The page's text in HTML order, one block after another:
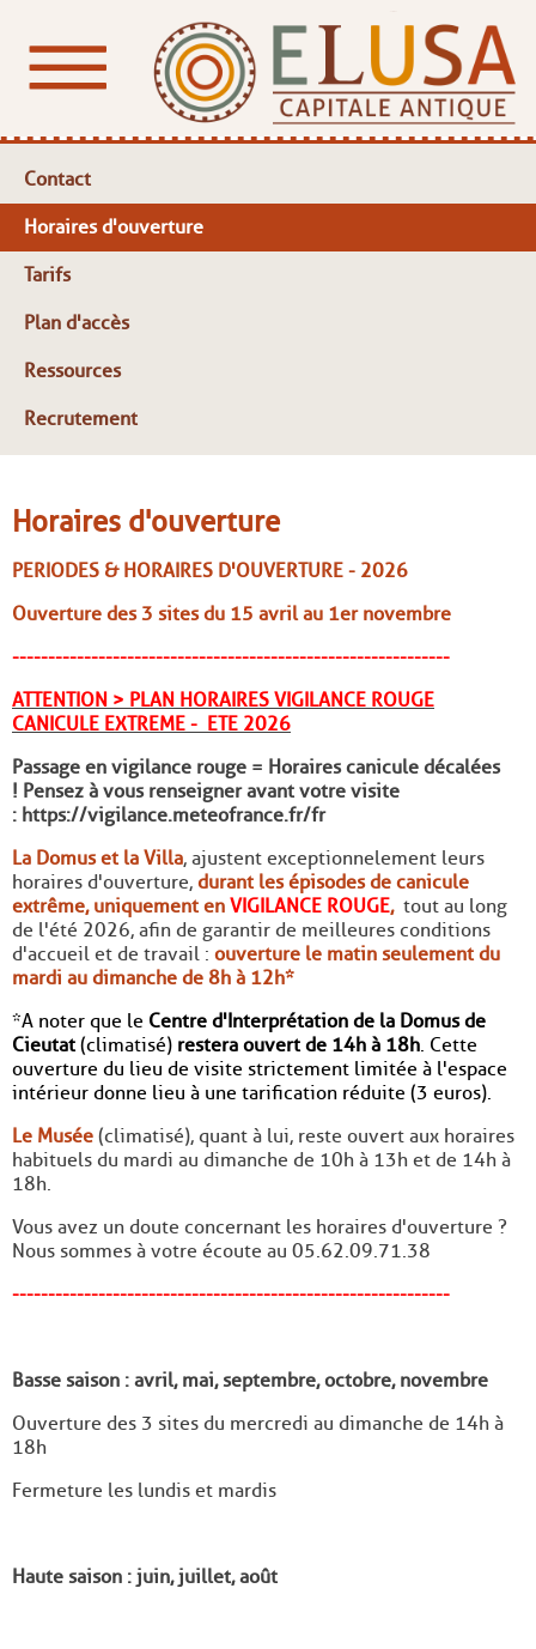
Contact
Horaires d'ouverture
Tarifs
Plan d'accès
Ressources
Recrutement
Horaires d'ouverture
PERIODES & HORAIRES D'OUVERTURE - 2026
Ouverture des 3 sites du 15 avril au 1er novembre
-------------------------------------------------------------
ATTENTION > PLAN HORAIRES VIGILANCE ROUGE
CANICULE EXTREME - ETE 2026
Passage en vigilance rouge = Horaires canicule décalées
! Pensez à vous renseigner avant votre visite
: https://vigilance.meteofrance.fr/fr
La Domus et la Villa, ajustent exceptionnelement leurs
horaires d'ouverture, durant les épisodes de canicule
extrême, uniquement en VIGILANCE ROUGE, tout au long
de l'été 2026, afin de garantir de meilleures conditions
d'accueil et de travail : ouverture le matin seulement du
mardi au dimanche de 8h à 12h*
*A noter que le Centre d'Interprétation de la Domus de
Cieutat(climatisé) restera ouvert de 14h à 18h. Cette
ouverture du lieu de visite strictement limitée à l'espace
intérieur donne lieu à une tarification réduite (3 euros).
Le Musée (climatisé), quant à lui, reste ouvert aux horaires
habituels du mardi au dimanche de 10h à 13h et de 14h à
18h.
Vous avez un doute concernant les horaires d'ouverture ?
Nous sommes à votre écoute au 05.62.09.71.38
-------------------------------------------------------------
Basse saison : avril, mai, septembre, octobre, novembre
Ouverture des 3 sites du mercredi au dimanche de 14h à
18h
Fermeture les lundis et mardis
Haute saison : juin, juillet, août